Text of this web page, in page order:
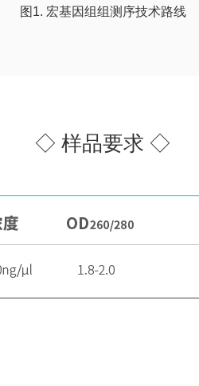
图1. 宏基因组组测序技术路线
◇ 样品要求 ◇